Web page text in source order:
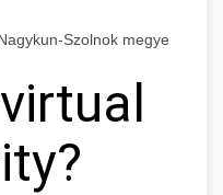
Szolnok megye